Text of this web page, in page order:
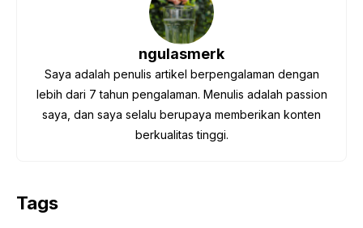
ngulasmerk
Saya adalah penulis artikel berpengalaman dengan
lebih dari 7 tahun pengalaman. Menulis adalah passion
saya, dan saya selalu berupaya memberikan konten
berkualitas tinggi.
Tags